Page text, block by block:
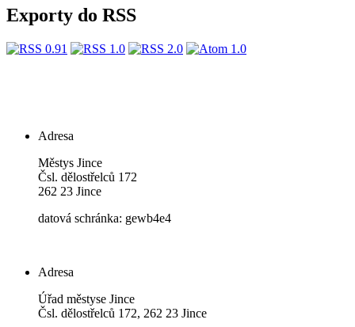
Exporty do RSS
Adresa
Městys Jince
Čsl. dělostřelců 172
262 23 Jince
datová schránka: gewb4e4
Adresa
Úřad městyse Jince
Čsl. dělostřelců 172, 262 23 Jince